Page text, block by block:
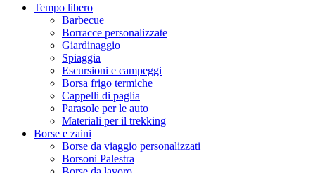
Tempo libero
Barbecue
Borracce personalizzate
Giardinaggio
Spiaggia
Escursioni e campeggi
Borsa frigo termiche
Cappelli di paglia
Parasole per le auto
Materiali per il trekking
Borse e zaini
Borse da viaggio personalizzati
Borsoni Palestra